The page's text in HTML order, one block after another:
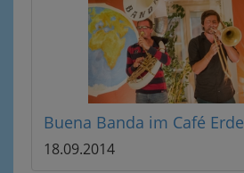
Buena Banda im Café Erde
18.09.2014